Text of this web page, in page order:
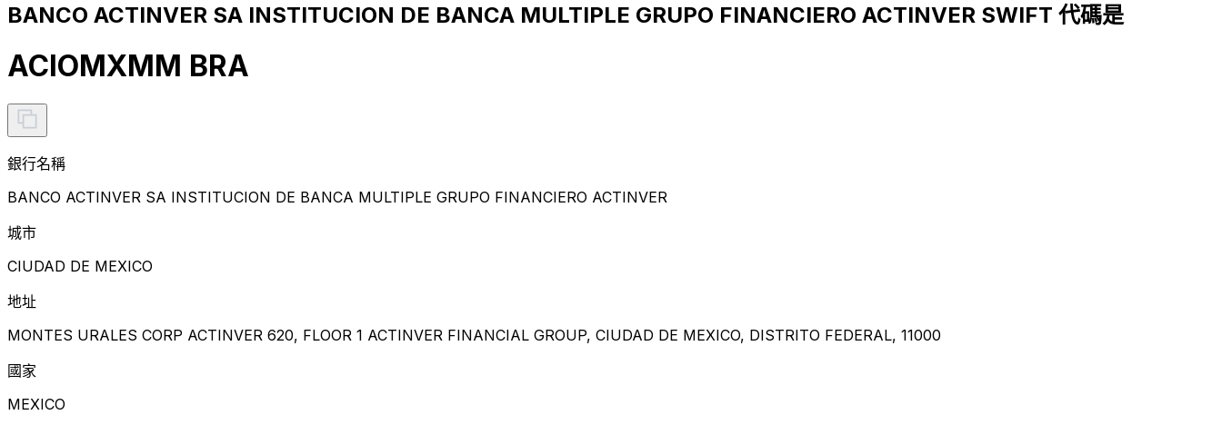
BANCO ACTINVER SA INSTITUCION DE BANCA MULTIPLE GRUPO FINANCIERO ACTINVER SWIFT 代碼是
ACIOMXMM BRA
銀行名稱
BANCO ACTINVER SA INSTITUCION DE BANCA MULTIPLE GRUPO FINANCIERO ACTINVER
城市
CIUDAD DE MEXICO
地址
MONTES URALES CORP ACTINVER 620, FLOOR 1 ACTINVER FINANCIAL GROUP, CIUDAD DE MEXICO, DISTRITO FEDERAL, 11000
國家
MEXICO